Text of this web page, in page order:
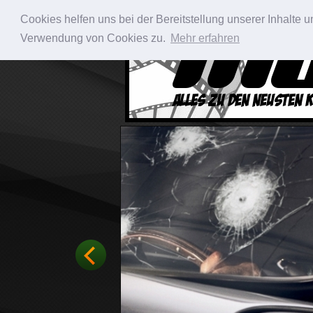
Cookies helfen uns bei der Bereitstellung unserer Inhalte
Verwendung von Cookies zu. Mehr erfahren